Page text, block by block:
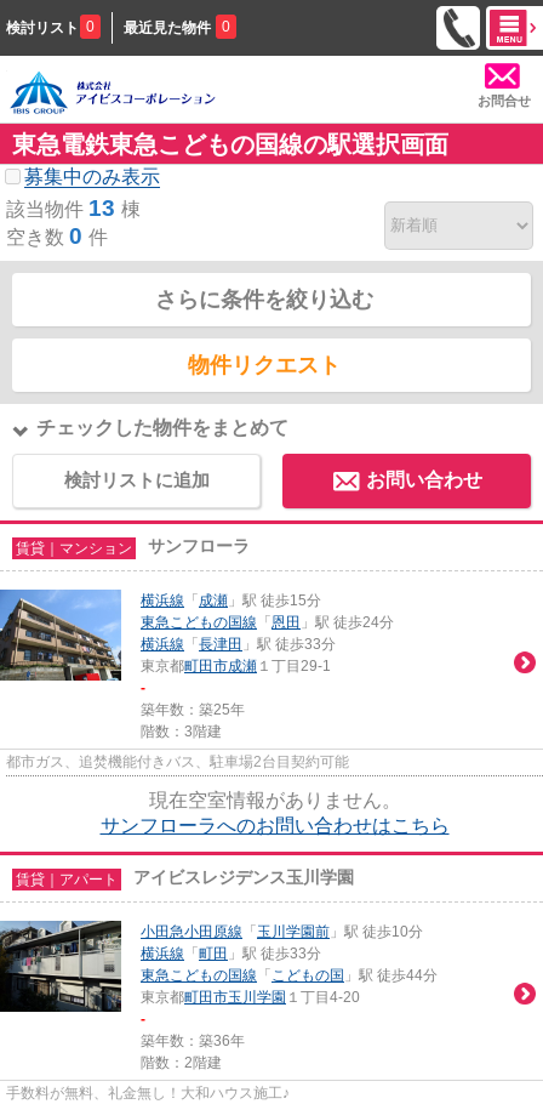
検討リスト 0 最近見た物件 0
お問合せ
東急電鉄東急こどもの国線の駅選択画面
募集中のみ表示
該当物件 13 棟
空き数 0 件
さらに条件を絞り込む
物件リクエスト
チェックした物件をまとめて
検討リストに追加 お問い合わせ
賃貸｜マンション サンフローラ
横浜線 「 成瀬 」駅 徒歩15分
東急こどもの国線 「 恩田 」駅 徒歩24分
横浜線 「 長津田 」駅 徒歩33分
東京都町田市成瀬 １丁目29-1
-
築年数：築25年
階数：3階建
都市ガス、追焚機能付きバス、駐車場2台目契約可能
現在空室情報がありません。
サンフローラへのお問い合わせはこちら
賃貸｜アパート アイビスレジデンス玉川学園
小田急小田原線 「 玉川学園前 」駅 徒歩10分
横浜線 「 町田 」駅 徒歩33分
東急こどもの国線 「 こどもの国 」駅 徒歩44分
東京都町田市玉川学園 １丁目4-20
-
築年数：築36年
階数：2階建
手数料が無料、礼金無し！大和ハウス施工♪